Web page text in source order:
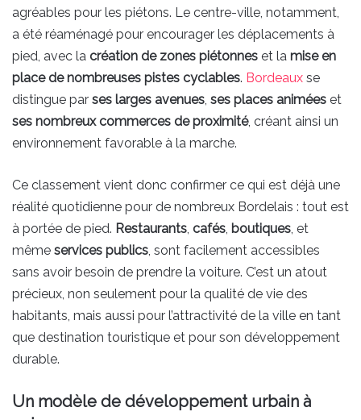
agréables pour les piétons. Le centre-ville, notamment,
a été réaménagé pour encourager les déplacements à
pied, avec la création de zones piétonnes et la mise en
place de nombreuses pistes cyclables. Bordeaux se
distingue par ses larges avenues, ses places animées et
ses nombreux commerces de proximité, créant ainsi un
environnement favorable à la marche.
Ce classement vient donc confirmer ce qui est déjà une
réalité quotidienne pour de nombreux Bordelais : tout est
à portée de pied. Restaurants, cafés, boutiques, et
même services publics, sont facilement accessibles
sans avoir besoin de prendre la voiture. C’est un atout
précieux, non seulement pour la qualité de vie des
habitants, mais aussi pour l’attractivité de la ville en tant
que destination touristique et pour son développement
durable.
Un modèle de développement urbain à